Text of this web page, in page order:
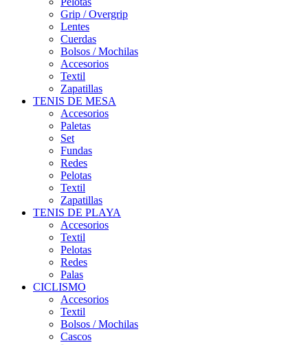
Grip / Overgrip
Lentes
Cuerdas
Bolsos / Mochilas
Accesorios
Textil
Zapatillas
TENIS DE MESA
Accesorios
Paletas
Set
Fundas
Redes
Pelotas
Textil
Zapatillas
TENIS DE PLAYA
Accesorios
Textil
Pelotas
Redes
Palas
CICLISMO
Accesorios
Textil
Bolsos / Mochilas
Cascos